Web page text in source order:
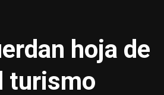
hoja de
turismo